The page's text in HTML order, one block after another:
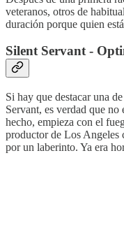
veteranos, otros de
duración porque quien
Silent Servant -
Si hay que destacar una
Servant, es verdad que
hecho, empieza con el
productor de Los Angeles
por un laberinto. Ya era